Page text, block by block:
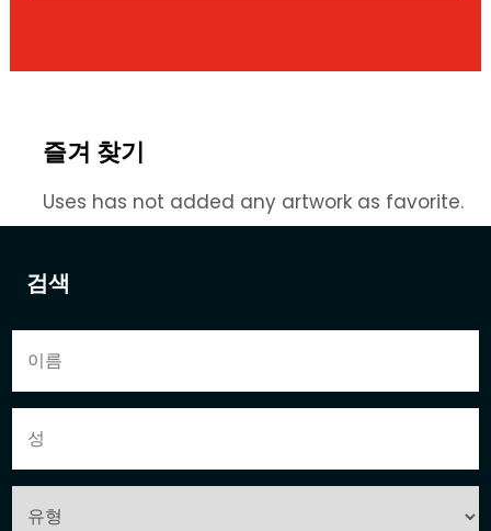
검색
즐겨 찾기
Uses has not added any artwork as favorite.